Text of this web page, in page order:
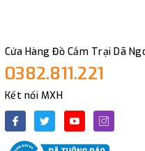
Cửa Hàng Đồ Cắm Trại Dã
0382.811.221
Kết nối MXH